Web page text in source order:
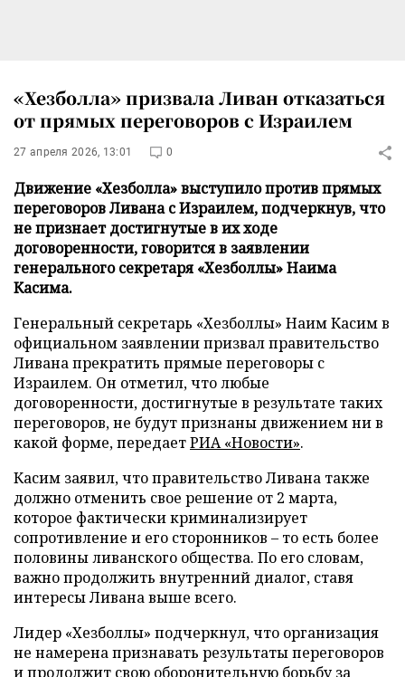
«Хезболла» призвала Ливан отказаться
от прямых переговоров с Израилем
27 апреля 2026, 13:01 0
Движение «Хезболла» выступило против прямых
переговоров Ливана с Израилем, подчеркнув, что
не признает достигнутые в их ходе
договоренности, говорится в заявлении
генерального секретаря «Хезболлы» Наима
Касима.
Генеральный секретарь «Хезболлы» Наим Касим в
официальном заявлении призвал правительство
Ливана прекратить прямые переговоры с
Израилем. Он отметил, что любые
договоренности, достигнутые в результате таких
переговоров, не будут признаны движением ни в
какой форме, передаетРИА «Новости».
Касим заявил, что правительство Ливана также
должно отменить свое решение от 2 марта,
которое фактически криминализирует
сопротивление и его сторонников – то есть более
половины ливанского общества. По его словам,
важно продолжить внутренний диалог, ставя
интересы Ливана выше всего.
Лидер «Хезболлы» подчеркнул, что организация
не намерена признавать результаты переговоров
и продолжит свою оборонительную борьбу за